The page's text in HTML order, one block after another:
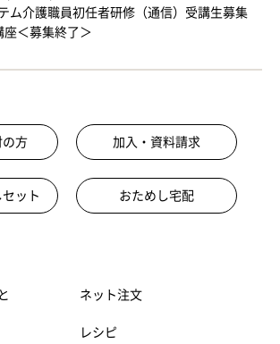
ム介護職員初任者研修（通信）受講生募集
＜募集終了＞
の方 加入・資料請求
ット おためし宅配
ネット注文
レシピ